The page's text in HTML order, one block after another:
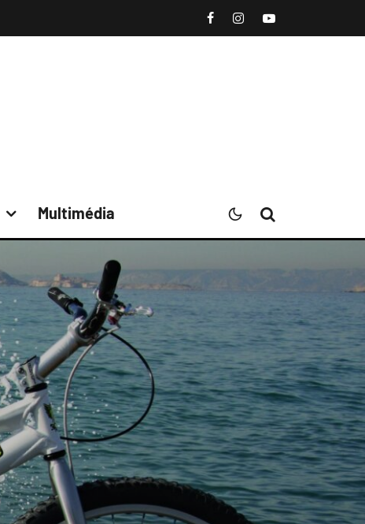
Multimédia